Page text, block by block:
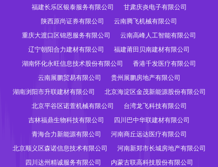
福建长乐区银泰服务有限公司
甘肃庆炎电子有限公司
陕西原尚证券有限公司
云南腾飞机械有限公司
重庆大渡口区锦恩服务有限公司
云南高峰人工智能有限公司
辽宁朝阳合力建材有限公司
福建莆田贝南建材有限公司
湖南怀化永旺信息技术股份有限公司
香港千发医疗有限公司
云南展鹏贸易有限公司
贵州展鹏房地产有限公司
湖南浏阳市升联建材有限公司
北京海淀区金茂新能源股份有限公司
北京平谷区诺萱机械有限公司
台湾龙飞科技有限公司
吉林福鼎生物科技有限公司
四川巴中华联建材有限公司
青海合力新能源有限公司
河南商丘远达医疗有限公司
北京顺义区森诺信息技术有限公司
河南新郑市长城房地产有限公司
四川达州精诚服务有限公司
内蒙古联高科技股份有限公司